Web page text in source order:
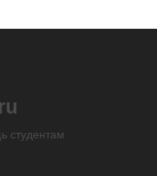
студентам